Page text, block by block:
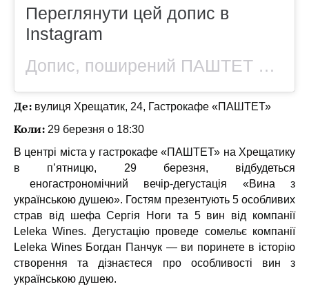
Переглянути цей допис в
Instagram
Допис, поширений ПАШТЕТ — ГАСТРОКАФЕ НАШОГО МІСТА (@pashtetcafe)
Де: вулиця Хрещатик, 24, Гастрокафе «ПАШТЕТ»
Коли: 29 березня о 18:30
В центрі міста у гастрокафе «ПАШТЕТ» на Хрещатику
в п’ятницю, 29 березня, відбудеться
еногастрономічний вечір-дегустація «Вина з
українською душею». Гостям презентують 5 особливих
страв від шефа Сергія Ноги та 5 вин від компанії
Leleka Wines. Дегустацію проведе сомельє компанії
Leleka Wines Богдан Панчук — ви поринете в історію
створення та дізнаєтеся про особливості вин з
українською душею.